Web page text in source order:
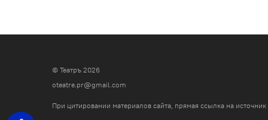
© Театръ 2026
oteatre.pr@gmail.com
При цитировании материалов сайта, прямая ссылка на источник